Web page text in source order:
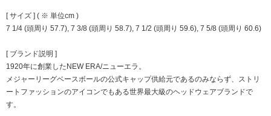
[ サイズ ] ( ※ 単位cm )
7 1/4 (頭周り 57.7), 7 3/8 (頭周り 58.7), 7 1/2 (頭周り 59.6), 7 5/8 (頭周り 60.6)
[ ブランド説明 ]
1920年に創業したNEW ERA/ニューエラ。
メジャーリーグベースボールの公式キャップ供給元であるのみならず、ストリ
ートファッションのアイコンでもある世界最大級のヘッドウェアブランドで
す。